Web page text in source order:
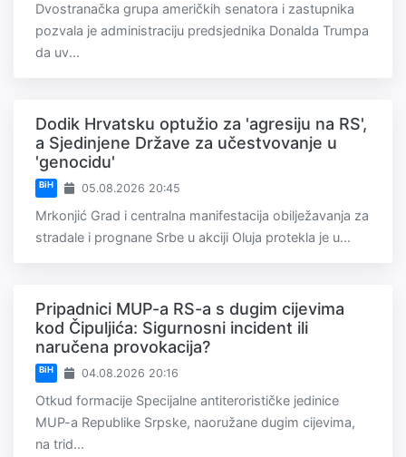
Dvostranačka grupa američkih senatora i zastupnika
pozvala je administraciju predsjednika Donalda Trumpa
da uv...
Dodik Hrvatsku optužio za 'agresiju na RS',
a Sjedinjene Države za učestvovanje u
'genocidu'
BiH 05.08.2026 20:45
Mrkonjić Grad i centralna manifestacija obilježavanja za
stradale i prognane Srbe u akciji Oluja protekla je u...
Pripadnici MUP-a RS-a s dugim cijevima
kod Čipuljića: Sigurnosni incident ili
naručena provokacija?
BiH 04.08.2026 20:16
Otkud formacije Specijalne antiterorističke jedinice
MUP-a Republike Srpske, naoružane dugim cijevima,
na trid...